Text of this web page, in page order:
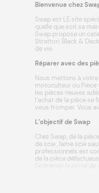
Bienvenue chez
Swap est LE site
quelle que soit sa
Swap propose un
Stratton, Black &
de vie.
Réparer avec des
Nous mettons à
motoculteur ou Pièce
les pièces neuves
l’achat de la pièce
vous tromper. Vous
L’objectif de Swap
Chez Swap, de la
de scie , lame scie
professionnels est
de la pièce
l’entretien hivernal
c’est également